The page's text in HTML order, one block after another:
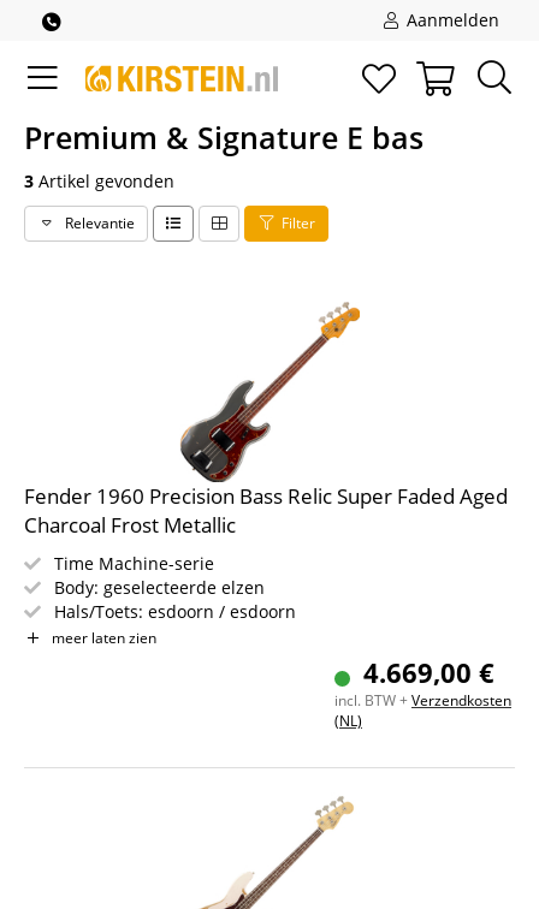
Aanmelden
Premium & Signature E bas
3 Artikel gevonden
Relevantie Filter
Fender 1960 Precision Bass Relic Super Faded Aged
Charcoal Frost Metallic
Time Machine-serie
Body: geselecteerde elzen
Hals/Toets: esdoorn / esdoorn
Pickup: Custom Shop Hand-Wound '62 Precision Bass
Kleur & Finish: Super Faded Aged Charcoal Frost
meer laten zien
4.669,00 €
incl. BTW +Verzendkosten
(NL)